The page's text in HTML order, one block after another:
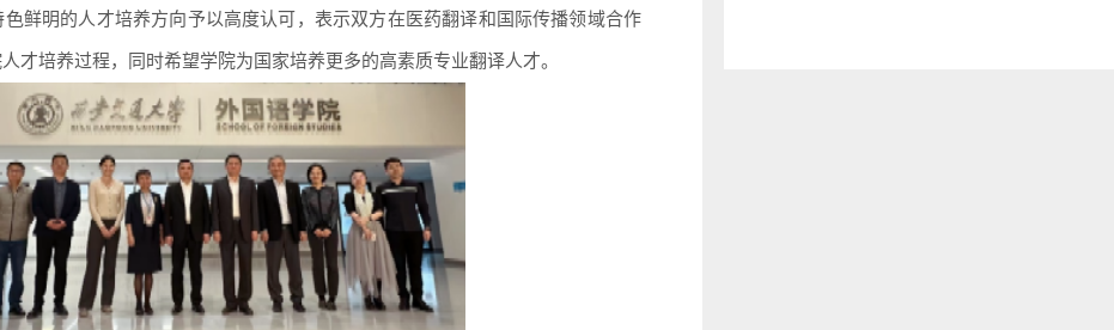
鲜明的人才培养方向予以高度认可，表示双方在医药翻译和国际传播领域合作
才培养过程，同时希望学院为国家培养更多的高素质专业翻译人才。